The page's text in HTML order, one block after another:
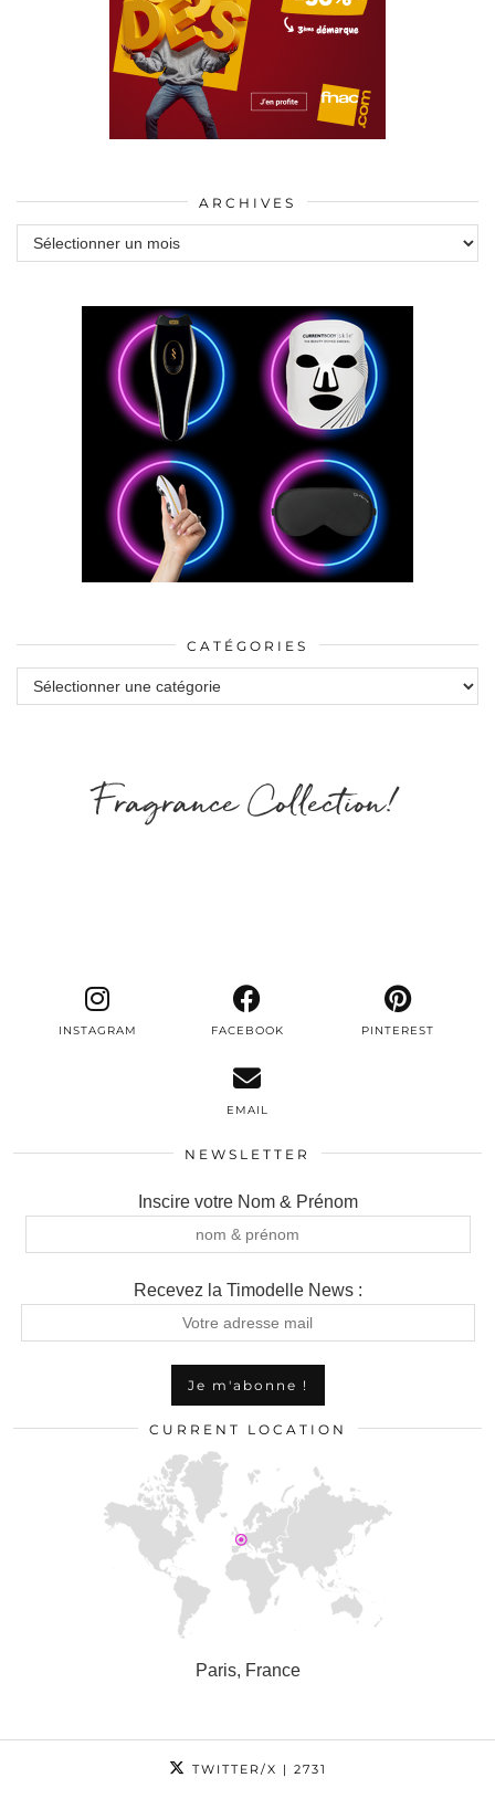
ARCHIVES
Archives
CATÉGORIES
Catégories
Fragrance Collection!
INSTAGRAM FACEBOOK PINTEREST
EMAIL
NEWSLETTER
Inscire votre Nom & Prénom
Recevez la Timodelle News :
CURRENT LOCATION
Paris, France
TWITTER/X | 2731